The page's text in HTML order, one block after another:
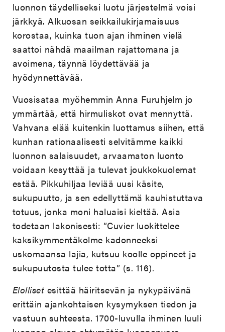
luonnon täydelliseksi luotu järjestelmä voisi
järkkyä. Alkuosan seikkailukirjamaisuus
korostaa, kuinka tuon ajan ihminen vielä
saattoi nähdä maailman rajattomana ja
avoimena, täynnä löydettävää ja
hyödynnettävää.
Vuosisataa myöhemmin Anna Furuhjelm jo
ymmärtää, että hirmuliskot ovat mennyttä.
Vahvana elää kuitenkin luottamus siihen, että
kunhan rationaalisesti selvitämme kaikki
luonnon salaisuudet, arvaamaton luonto
voidaan kesyttää ja tulevat joukkokuolemat
estää. Pikkuhiljaa leviää uusi käsite,
sukupuutto, ja sen edellyttämä kauhistuttava
totuus, jonka moni haluaisi kieltää. Asia
todetaan lakonisesti: ”Cuvier luokittelee
kaksikymmentäkolme kadonneeksi
uskomaansa lajia, kutsuu koolle oppineet ja
sukupuutosta tulee totta” (s. 116).
Elolliset esittää häiritsevän ja nykypäivänä
erittäin ajankohtaisen kysymyksen tiedon ja
vastuun suhteesta. 1700-luvulla ihminen luuli